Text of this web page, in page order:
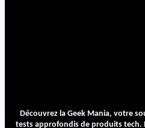
Découvrez la Geek Mania, votre
tests approfondis de produits tech.